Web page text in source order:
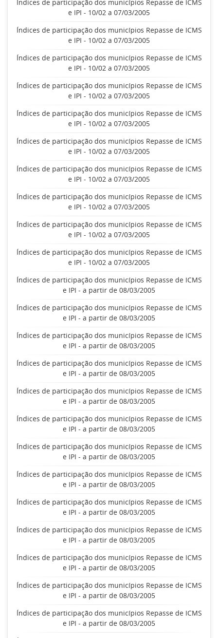
Índices de participação dos municípios Repasse de ICMS
e IPI - 10/02 a 07/03/2005
Índices de participação dos municípios Repasse de ICMS
e IPI - 10/02 a 07/03/2005
Índices de participação dos municípios Repasse de ICMS
e IPI - 10/02 a 07/03/2005
Índices de participação dos municípios Repasse de ICMS
e IPI - 10/02 a 07/03/2005
Índices de participação dos municípios Repasse de ICMS
e IPI - 10/02 a 07/03/2005
Índices de participação dos municípios Repasse de ICMS
e IPI - 10/02 a 07/03/2005
Índices de participação dos municípios Repasse de ICMS
e IPI - 10/02 a 07/03/2005
Índices de participação dos municípios Repasse de ICMS
e IPI - 10/02 a 07/03/2005
Índices de participação dos municípios Repasse de ICMS
e IPI - 10/02 a 07/03/2005
Índices de participação dos municípios Repasse de ICMS
e IPI - 10/02 a 07/03/2005
Índices de participação dos municípios Repasse de ICMS
e IPI - a partir de 08/03/2005
Índices de participação dos municípios Repasse de ICMS
e IPI - a partir de 08/03/2005
Índices de participação dos municípios Repasse de ICMS
e IPI - a partir de 08/03/2005
Índices de participação dos municípios Repasse de ICMS
e IPI - a partir de 08/03/2005
Índices de participação dos municípios Repasse de ICMS
e IPI - a partir de 08/03/2005
Índices de participação dos municípios Repasse de ICMS
e IPI - a partir de 08/03/2005
Índices de participação dos municípios Repasse de ICMS
e IPI - a partir de 08/03/2005
Índices de participação dos municípios Repasse de ICMS
e IPI - a partir de 08/03/2005
Índices de participação dos municípios Repasse de ICMS
e IPI - a partir de 08/03/2005
Índices de participação dos municípios Repasse de ICMS
e IPI - a partir de 08/03/2005
Índices de participação dos municípios Repasse de ICMS
e IPI - a partir de 08/03/2005
Índices de participação dos municípios Repasse de ICMS
e IPI - a partir de 08/03/2005
Índices de participação dos municípios Repasse de ICMS
e IPI - a partir de 08/03/2005